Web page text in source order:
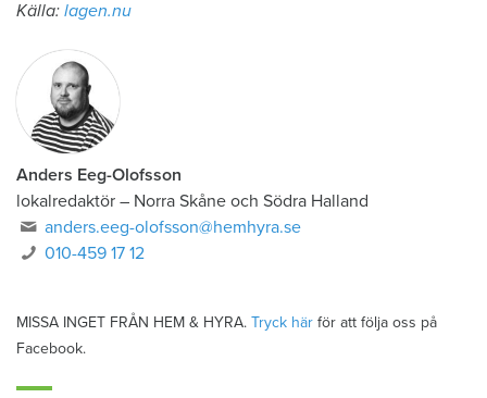
Källa: lagen.nu
Anders Eeg-Olofsson
lokalredaktör – Norra Skåne och Södra Halland
anders.eeg-olofsson@hemhyra.se
010-459 17 12
MISSA INGET FRÅN HEM & HYRA. Tryck här för att följa oss på
Facebook.